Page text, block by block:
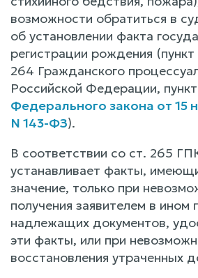
возможности обратиться в
об установлении факта
регистрации рождения (пункт
264 Гражданского
Российской Федерации,
Федерального закона от 15
N 143-ФЗ).
В соответствии со ст. 265
устанавливает факты,
значение, только при
получения заявителем в ином
надлежащих документов,
эти факты, или при
восстановления утраченных